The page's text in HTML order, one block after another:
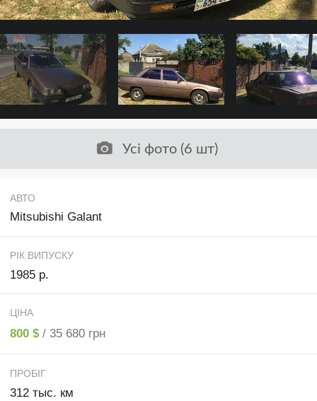
Усі фото (6 шт)
АВТО
Mitsubishi Galant
РІК ВИПУСКУ
1985 р.
ЦІНА
800 $ / 35 680 грн
ПРОБІГ
312 тыс. км